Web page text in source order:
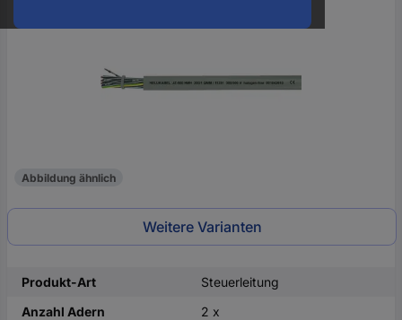
Abbildung ähnlich
Weitere Varianten
Produkt-Art
Steuerleitung
Anzahl Adern
2 x